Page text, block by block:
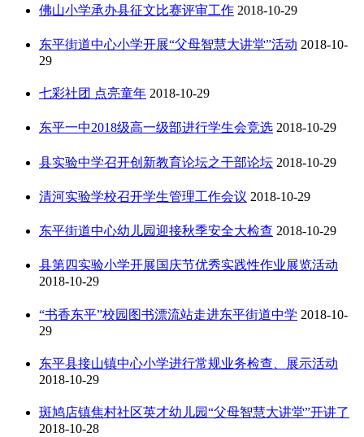
佛山小学承办县征文比赛评审工作 2018-10-29
东平街道中心小学开展“父母智慧大讲堂”活动 2018-10-
29
七彩社团 点亮童年 2018-10-29
东平一中2018级高一级部进行学生会竞选 2018-10-29
县实验中学召开创新教育论坛之干部论坛 2018-10-29
清河实验学校召开学生管理工作会议 2018-10-29
东平街道中心幼儿园迎接秋季安全大检查 2018-10-29
县第四实验小学开展国庆节优秀实践性作业展览活动
2018-10-29
“书香东平”校园图书漂流站走进东平街道中学 2018-10-
29
东平县接山镇中心小学进行常规业务检查、展示活动
2018-10-29
斑鸠店镇焦村社区英才幼儿园“父母智慧大讲堂”开讲了
2018-10-28